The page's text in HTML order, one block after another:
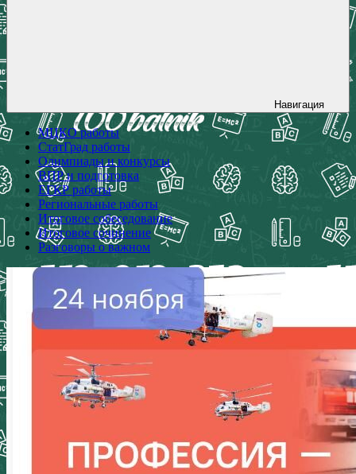
Навигация
МЦКО работы
СтатГрад работы
Олимпиады и конкурсы
ВПР и подготовка
ЕГКР работы
Региональные работы
Итоговое собеседование
Итоговое сочинение
Разговоры о важном